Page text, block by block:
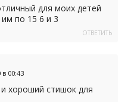
для моих детей
по 15 6 и 3
ОТВЕТИТЬ
в 00:43
хороший стишок для